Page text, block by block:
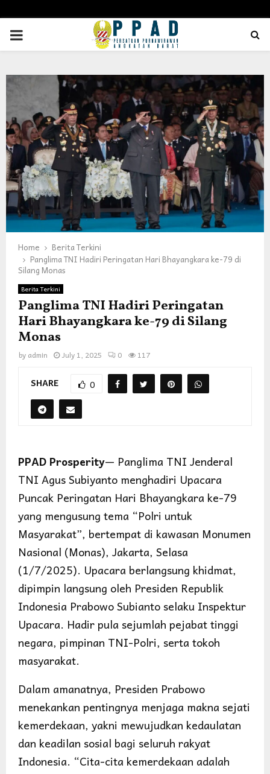
PRIMARY
Home
Berita Terkini
Panglima TNI Hadiri Peringatan Hari Bhayangkara ke-79 di
Silang Monas
Berita Terkini
Panglima TNI Hadiri Peringatan
Hari Bhayangkara ke-79 di Silang
Monas
by admin July 1, 2025 0 117
SHARE 0
PPAD Prosperity— Panglima TNI Jenderal
TNI Agus Subiyanto menghadiri Upacara
Puncak Peringatan Hari Bhayangkara ke-79
yang mengusung tema “Polri untuk
Masyarakat”, bertempat di kawasan Monumen
Nasional (Monas), Jakarta, Selasa
(1/7/2025). Upacara berlangsung khidmat,
dipimpin langsung oleh Presiden Republik
Indonesia Prabowo Subianto selaku Inspektur
Upacara. Hadir pula sejumlah pejabat tinggi
negara, pimpinan TNI-Polri, serta tokoh
masyarakat.
Dalam amanatnya, Presiden Prabowo
menekankan pentingnya menjaga makna sejati
kemerdekaan, yakni mewujudkan kedaulatan
dan keadilan sosial bagi seluruh rakyat
Indonesia. “Cita-cita kemerdekaan adalah